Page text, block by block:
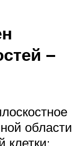
–
области
клетки;